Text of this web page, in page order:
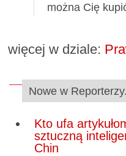
można Cię
więcej w dziale:
Nowe w
Kto ufa
sztuczną
Chin